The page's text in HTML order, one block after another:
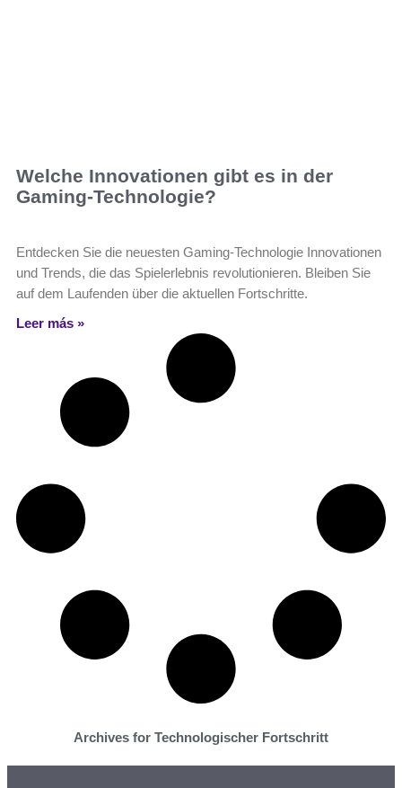
Welche Innovationen gibt es in der
Gaming-Technologie?
Entdecken Sie die neuesten Gaming-Technologie Innovationen
und Trends, die das Spielerlebnis revolutionieren. Bleiben Sie
auf dem Laufenden über die aktuellen Fortschritte.
Leer más »
Archives for Technologischer Fortschritt